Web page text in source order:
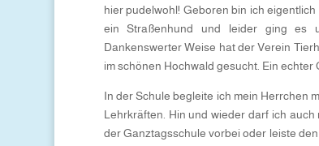
hier pudelwohl! Geboren bin ich
ein Straßenhund und leider ging es
Dankenswerter Weise hat der Verein
im schönen Hochwald gesucht. Ein echter
In der Schule begleite ich mein Herrchen
Lehrkräften. Hin und wieder darf ich
der Ganztagsschule vorbei oder leiste